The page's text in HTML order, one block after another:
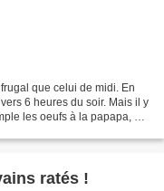
que celui de midi. En
6 heures du soir. Mais il y
les oeufs à la papapa, un
ratés !